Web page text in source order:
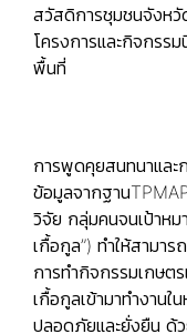
สวัสดิการชุมชนจังหวั
โครงการและกิจกรรม
พื้นที่
การพูดคุยสนทนาและ
ข้อมูลจากฐาน
วิจัย กลุ่มคนจนเป้าหม
เกื้อกูล”) ทำให้สามา
การทำกิจกรรมเกษต
เกื้อกูลเข้ามาทำงานใ
ปลอดภัยและยั่งยืน ด้